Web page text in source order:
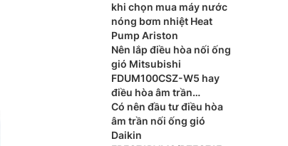
khi chọn mua máy nước
nóng bơm nhiệt Heat
Pump Ariston
Nên lắp điều hòa nối ống
gió Mitsubishi
FDUM100CSZ-W5 hay
điều hòa âm trần
Mitsubishi FDT100CNZ-
W5 cho phòng khách?
Có nên đầu tư điều hòa
âm trần nối ống gió
Daikin